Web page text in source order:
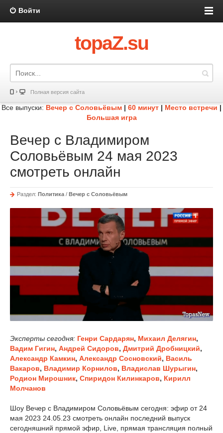
Войти
topaZ.su
Полная версия сайта
Все выпуски: Вечер с Соловьёвым | 60 минут | Место встречи |
Большая игра
Вечер с Владимиром
Соловьёвым 24 мая 2023
смотреть онлайн
Раздел: Политика / Вечер с Соловьёвым
Эксперты сегодня: Генри Сардарян, Михаил Делягин,
Вадим Гигин, Андрей Сидоров, Дмитрий Дробницкий,
Александр Камкин, Александр Сосновский, Василь
Вакаров, Владимир Корнилов, Владислав Шурыгин,
Родион Мирошник, Спиридон Килинкаров, Кирилл
Молчанов
Шоу Вечер с Владимиром Соловьёвым сегодня: эфир от 24
мая 2023 24.05.23 смотреть онлайн последний выпуск
сегодняшний прямой эфир, Live, прямая трансляция полный